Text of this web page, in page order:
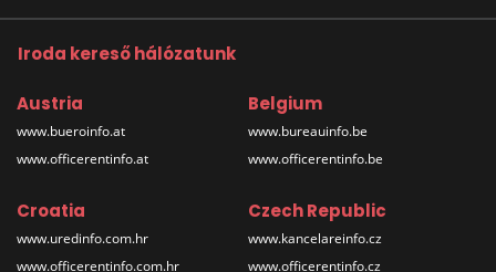
Iroda kereső hálózatunk
Austria
www.bueroinfo.at
www.officerentinfo.at
Belgium
www.bureauinfo.be
www.officerentinfo.be
Croatia
www.uredinfo.com.hr
www.officerentinfo.com.hr
Czech Republic
www.kancelareinfo.cz
www.officerentinfo.cz